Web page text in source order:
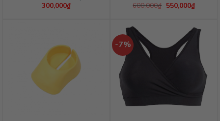
300,000₫
600,000₫ Giá
550,000₫Giá
hiện
-7%